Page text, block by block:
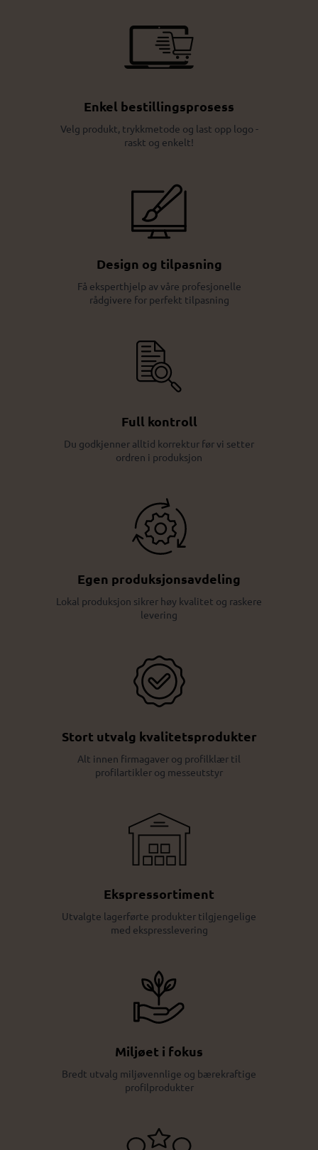
Enkel bestillingsprosess
Velg produkt, trykkmetode og last opp logo -
raskt og enkelt!
Design og tilpasning
Få eksperthjelp av våre profesjonelle
rådgivere for perfekt tilpasning
Full kontroll
Du godkjenner alltid korrektur før vi setter
ordren i produksjon
Egen produksjonsavdeling
Lokal produksjon sikrer høy kvalitet og raskere
levering
Stort utvalg kvalitetsprodukter
Alt innen firmagaver og profilklær til
profilartikler og messeutstyr
Ekspressortiment
Utvalgte lagerførte produkter tilgjengelige
med ekspresslevering
Miljøet i fokus
Bredt utvalg miljøvennlige og bærekraftige
profilprodukter